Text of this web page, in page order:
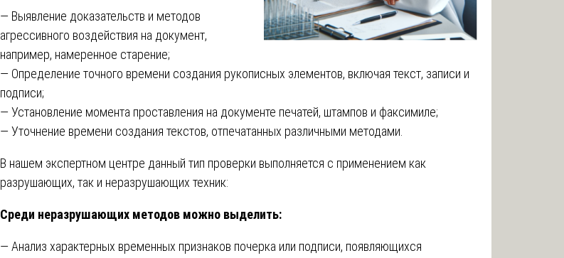
— Выявление доказательств и методов
агрессивного воздействия на документ,
например, намеренное старение;
— Определение точного времени создания рукописных элементов, включая текст, записи и
подписи;
— Установление момента проставления на документе печатей, штампов и факсимиле;
— Уточнение времени создания текстов, отпечатанных различными методами.
В нашем экспертном центре данный тип проверки выполняется с применением как
разрушающих, так и неразрушающих техник:
Среди неразрушающих методов можно выделить:
— Анализ характерных временных признаков почерка или подписи, появляющихся